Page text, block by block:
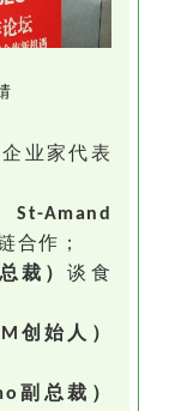
业家代表
St-Amand
合作；
总裁）谈食
创始人）
副总裁）